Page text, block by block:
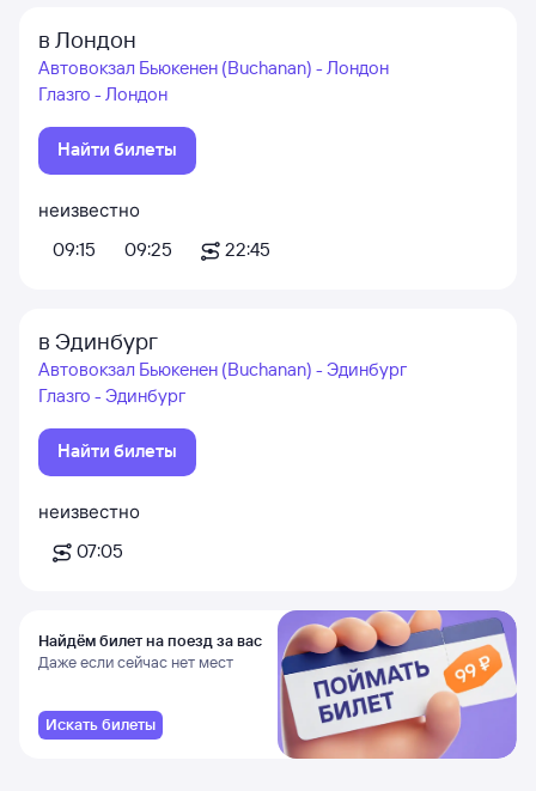
в Лондон
Автовокзал Бьюкенен (Buchanan) - Лондон
Глазго - Лондон
Найти билеты
неизвестно
09:15
09:25 22:45
в Эдинбург
Автовокзал Бьюкенен (Buchanan) - Эдинбург
Глазго - Эдинбург
Найти билеты
неизвестно
07:05
Найдём билет на поезд за вас
Даже если сейчас нет мест
Искать билеты